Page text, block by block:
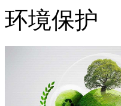
环境保护